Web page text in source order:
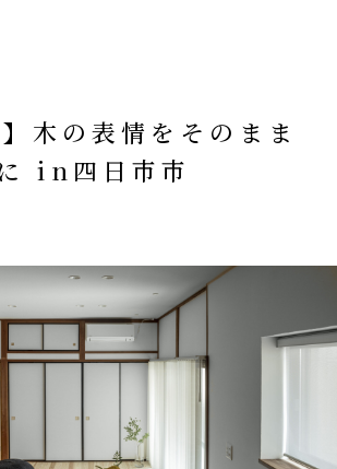
】木の表情をそのまま
に in四日市市